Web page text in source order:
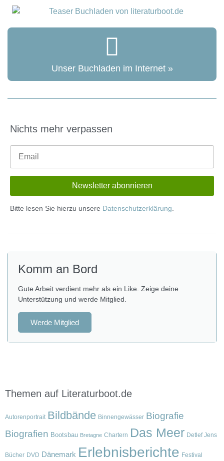
Unser Buchladen im Internet »
Nichts mehr verpassen
Bitte lesen Sie hierzu unsere Datenschutzerklärung.
Komm an Bord
Gute Arbeit verdient mehr als ein Like. Zeige deine
Unterstützung und werde Mitglied.
Werde Mitglied
Themen auf Literaturboot.de
Autorenportrait Bildbände Binnengewässer Biografie
Biografien Bootsbau Bretagne Chartern Das Meer Detlef Jens
Bücher DVD Dänemark Erlebnisberichte Festival